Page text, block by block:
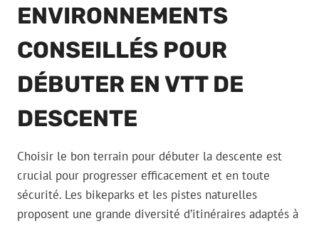
ENVIRONNEMENTS
CONSEILLÉS POUR
DÉBUTER EN VTT DE
DESCENTE
Choisir le bon terrain pour débuter la descente est
crucial pour progresser efficacement et en toute
sécurité. Les bikeparks et les pistes naturelles
proposent une grande diversité d’itinéraires adaptés à